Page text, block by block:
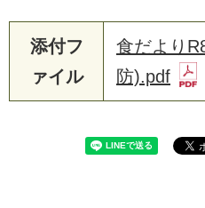
添付フ
ァイル
食だより
防).pdf